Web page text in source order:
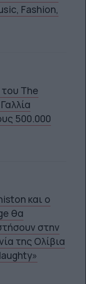
ΤΟΥ ΣΤΡΕΣ
Fashion,
The
500.000
και ο
θα
στην
της Ολίβια